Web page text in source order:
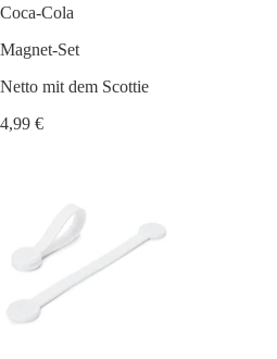
Coca-Cola
Magnet-Set
Netto mit dem Scottie
4,99 €